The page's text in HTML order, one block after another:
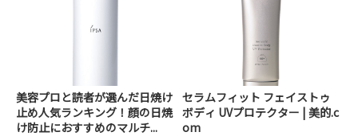
美容プロと読者が選んだ日焼け
止め人気ランキング！顔の日焼
け防止におすすめのマルチ...
セラムフィット フェイストゥ
ボディ UVプロテクター | 美的.c
om